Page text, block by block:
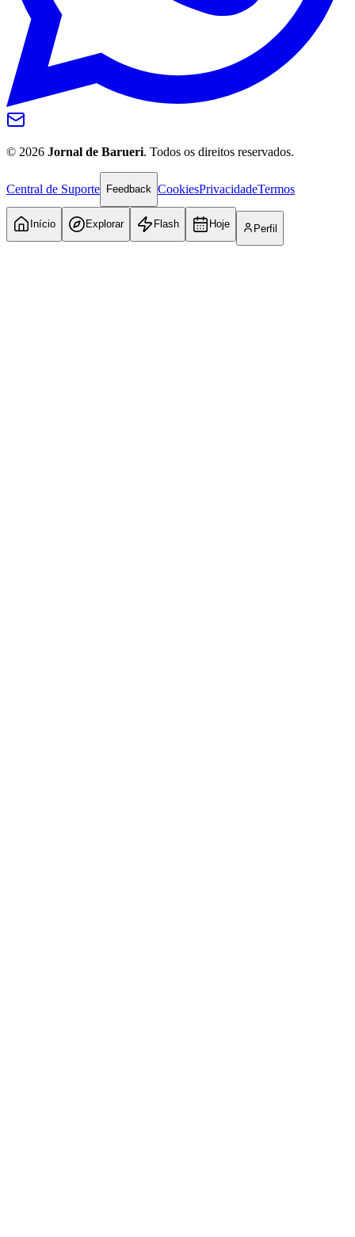
Botafogo
© 2026 Jornal de Barueri. Todos os direitos reservados.
Central de Suporte Feedback CookiesPrivacidadeTermos
Início Explorar Flash Hoje Perfil